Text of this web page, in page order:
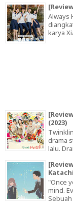
Always
karya
(2023)
drama
lalu.
"Once
mind.
Sebuah